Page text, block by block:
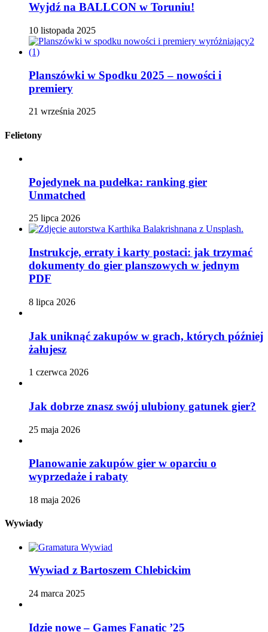
Wyjdź na BALLCON w Toruniu!
10 listopada 2025
Planszówki w Spodku 2025 – nowości i
premiery
21 września 2025
Felietony
Pojedynek na pudełka: ranking gier
Unmatched
25 lipca 2026
Instrukcje, erraty i karty postaci: jak trzymać
dokumenty do gier planszowych w jednym
PDF
8 lipca 2026
Jak uniknąć zakupów w grach, których później
żałujesz
1 czerwca 2026
Jak dobrze znasz swój ulubiony gatunek gier?
25 maja 2026
Planowanie zakupów gier w oparciu o
wyprzedaże i rabaty
18 maja 2026
Wywiady
Wywiad z Bartoszem Chlebickim
24 marca 2025
Idzie nowe – Games Fanatic ’25